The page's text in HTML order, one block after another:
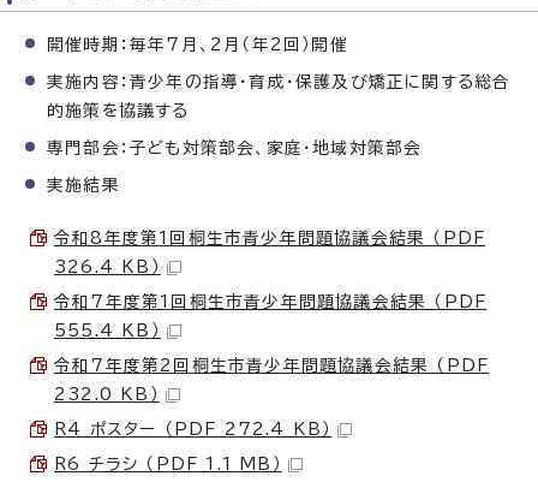
開催時期：毎年7月、2月（年2回）開催
実施内容：青少年の指導・育成・保護及び矯正に関する総合
的施策を協議する
専門部会：子ども対策部会、家庭・地域対策部会
実施結果
令和8年度第1回桐生市青少年問題協議会結果 （PDF
326.4 KB）
令和7年度第1回桐生市青少年問題協議会結果 （PDF
555.4 KB）
令和7年度第2回桐生市青少年問題協議会結果 （PDF
232.0 KB）
R4 ポスター （PDF 272.4 KB）
R6 チラシ （PDF 1.1 MB）